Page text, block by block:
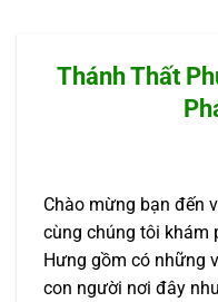
Thánh Thất
Chào mừng bạn đến
cùng chúng tôi khám
Hưng gồm có những
con người nơi đây